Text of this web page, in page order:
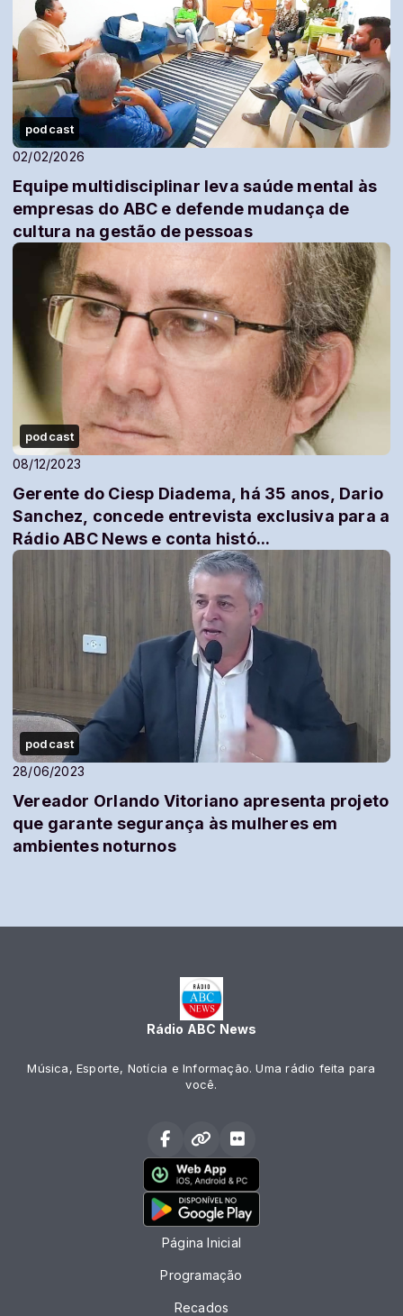
podcast
02/02/2026
Equipe multidisciplinar leva saúde mental às
empresas do ABC e defende mudança de
cultura na gestão de pessoas​
podcast
08/12/2023
Gerente do Ciesp Diadema, há 35 anos, Dario
Sanchez, concede entrevista exclusiva para a
Rádio ABC News e conta histó...
podcast
28/06/2023
Vereador Orlando Vitoriano apresenta projeto
que garante segurança às mulheres em
ambientes noturnos
Rádio ABC News
Música, Esporte, Notícia e Informação. Uma rádio feita para
você.
Página Inicial
Programação
Recados